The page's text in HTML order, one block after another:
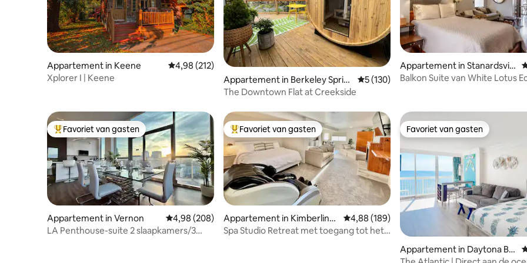
Appartement in Keene Gemiddelde beoordeling van 4,98 op 5, 212 recensies
4,98 (212)
Xplorer I | Keene
Appartement in Berkeley Sprin
gs
Gemiddelde beoordeling van 5 op 5, 130
5 (130)
The Downtown Flat at Creekside
Appartement in Stanardsvill
e
Balkon Suite van White Lotus
Topfavoriet van gasten
Favoriet van gasten
Appartement in Vernon Gemiddelde beoordeling van 4,98 op 5, 208 recensies
4,98 (208)
LA Penthouse-suite 2 slaapkamers/3
Topfavoriet van gasten
Favoriet van gasten
Appartement in Kimberling
City
Gemiddelde beoordeling van 4,88 op 5, 189
4,88 (189)
Spa Studio Retreat met toegang tot het
Favoriet van gasten
Favoriet van gasten
Appartement in Daytona Be
ach